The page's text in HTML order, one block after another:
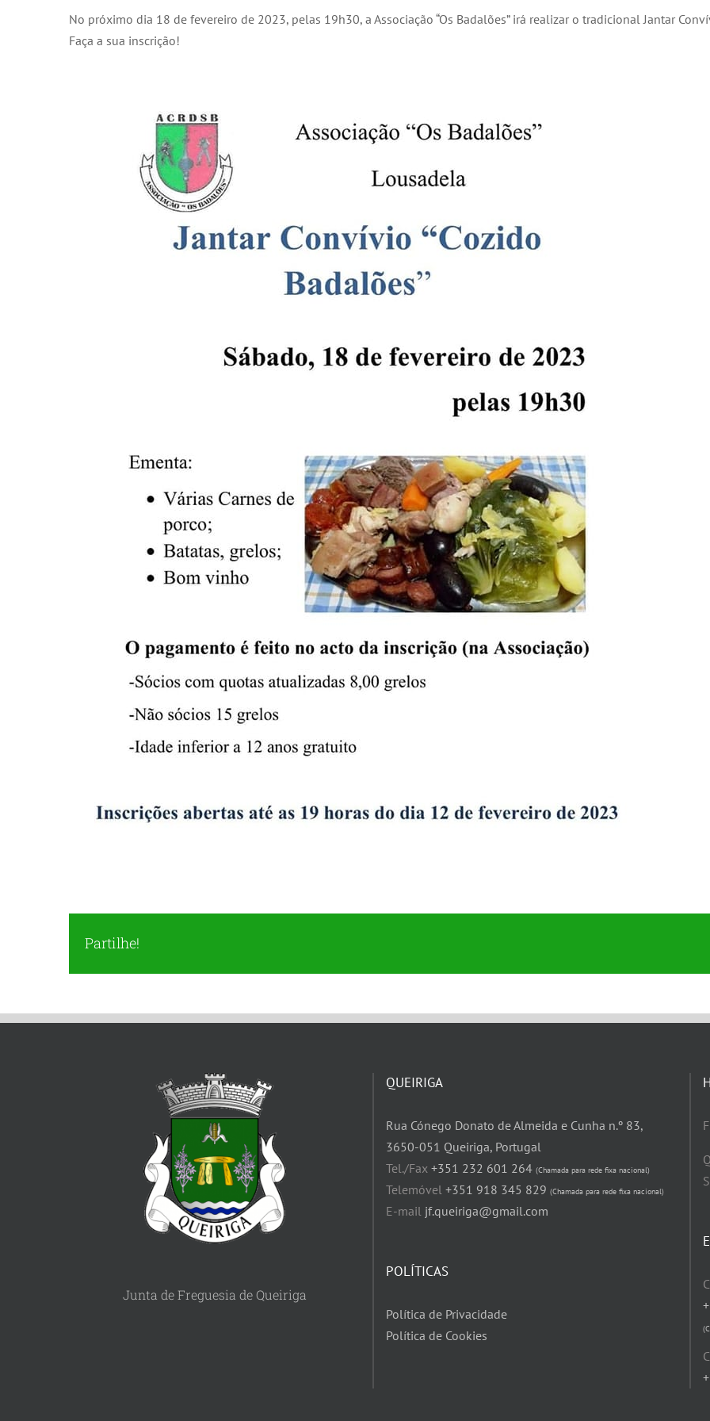
No próximo dia 18 de fevereiro de 2023, pelas 19h30, a Associação “Os Badalões” irá realizar o tradicional Jantar
Faça a sua inscrição!
Partilhe!
Junta de Freguesia de Queiriga
QUEIRIGA
Rua Cónego Donato de Almeida e Cunha n.º 83,
3650-051 Queiriga, Portugal
Tel./Fax +351 232 601 264 (Chamada para rede fixa nacional)
Telemóvel +351 918 345 829 (Chamada para rede fixa nacional)
E-mail jf.queiriga@gmail.com
POLÍTICAS
Política de Privacidade
Política de Cookies